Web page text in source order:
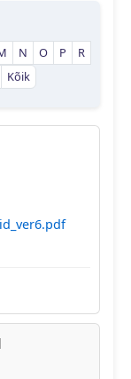
N O P
R
Kõik